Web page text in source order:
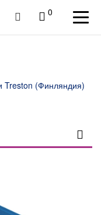
0
Treston (Финляндия)